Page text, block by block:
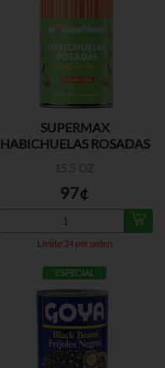
SUPERMAX
HABICHUELAS ROSADAS
15.5 OZ
Límite 24 por orden
97¢
ESPECIAL